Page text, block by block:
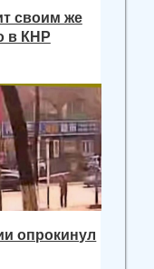
своим же
в КНР
опрокинул